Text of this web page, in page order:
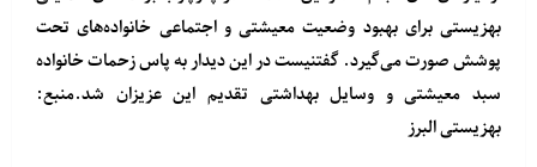
بهزیستی برای بهبود وضعیت معیشتی و اجتماعی خانواده‌های تحت
پوشش صورت می‌گیرد. گفتنیست در این دیدار به پاس زحمات خانواده
سبد معیشتی و وسایل بهداشتی تقدیم این عزیزان شد.منبع:
بهزیستی البرز